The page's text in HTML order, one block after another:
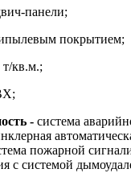
панели;
покрытием;
т/кв.м.;
- система
пожарной
с системой